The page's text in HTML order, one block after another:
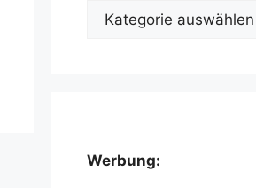
Kategorien
Werbung: